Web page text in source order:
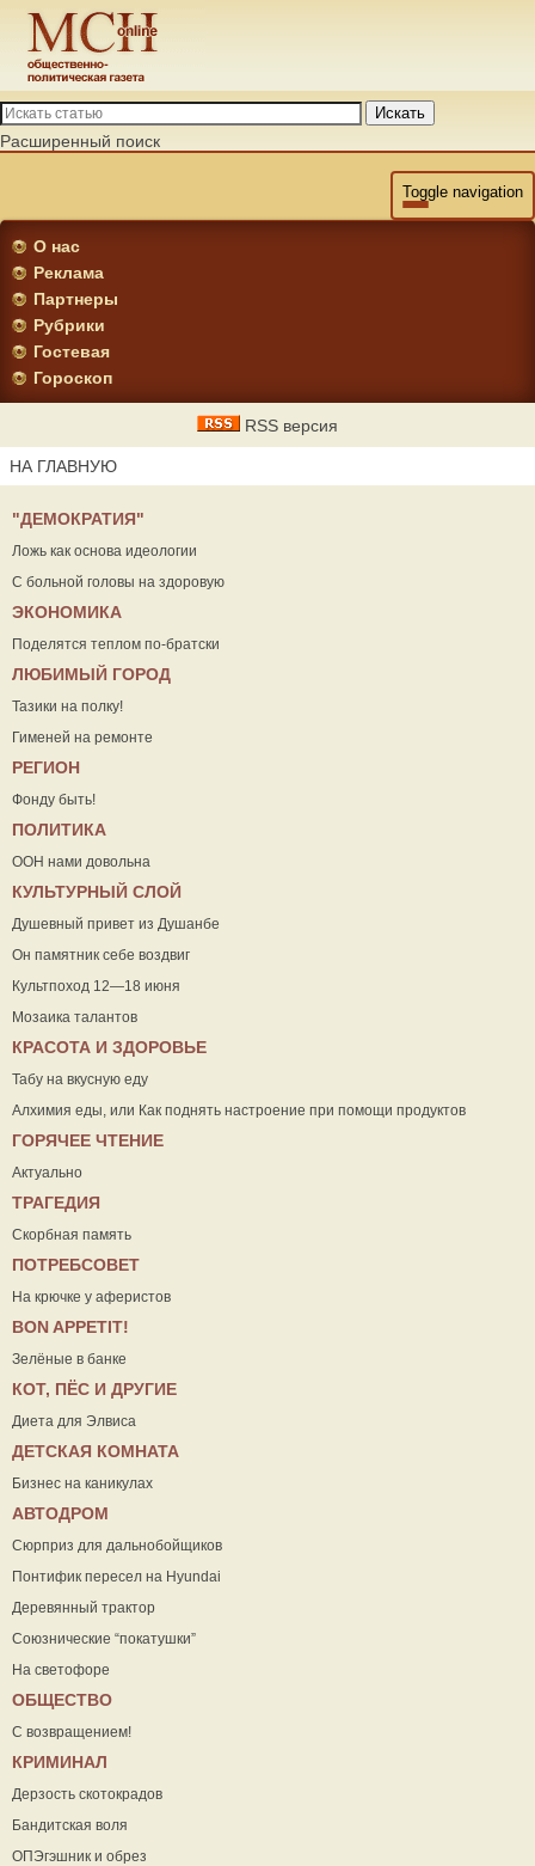
Искать
Расширенный поиск
Toggle navigation
О нас
Реклама
Партнеры
Рубрики
Гостевая
Гороскоп
RSS версия
НА ГЛАВНУЮ
"ДЕМОКРАТИЯ"
Ложь как основа идеологии
С больной головы на здоровую
ЭКОНОМИКА
Поделятся теплом по-братски
ЛЮБИМЫЙ ГОРОД
Тазики на полку!
Гименей на ремонте
РЕГИОН
Фонду быть!
ПОЛИТИКА
ООН нами довольна
КУЛЬТУРНЫЙ СЛОЙ
Душевный привет из Душанбе
Он памятник себе воздвиг
Культпоход 12—18 июня
Мозаика талантов
КРАСОТА И ЗДОРОВЬЕ
Табу на вкусную еду
Алхимия еды, или Как поднять настроение при помощи продуктов
ГОРЯЧЕЕ ЧТЕНИЕ
Актуально
ТРАГЕДИЯ
Скорбная память
ПОТРЕБСОВЕТ
На крючке у аферистов
ВON APPETIT!
Зелёные в банке
КОТ, ПЁС И ДРУГИЕ
Диета для Элвиса
ДЕТСКАЯ КОМНАТА
Бизнес на каникулах
АВТОДРОМ
Сюрприз для дальнобойщиков
Понтифик пересел на Hyundai
Деревянный трактор
Союзнические “покатушки”
На светофоре
ОБЩЕСТВО
С возвращением!
КРИМИНАЛ
Дерзость скотокрадов
Бандитская воля
ОПЭгэшник и обрез